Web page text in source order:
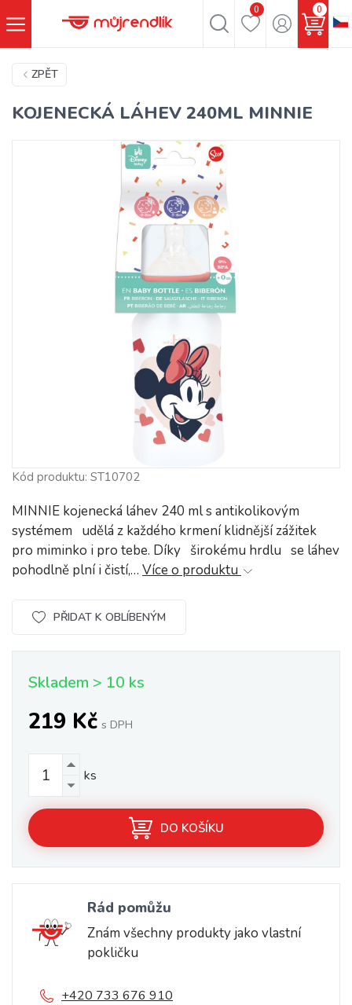
0 0
ZPĚT
KOJENECKÁ LÁHEV 240ML MINNIE
Kód produktu: ST10702
MINNIE kojenecká láhev 240 ml s antikolikovým
systémem udělá z každého krmení klidnější zážitek
pro miminko i pro tebe. Díky širokému hrdlu se láhev
pohodlně plní i čistí,… Více o produktu
PŘIDAT K OBLÍBENÝM
Skladem > 10 ks
219 Kč s DPH
ks
DO KOŠÍKU
Rád pomůžu
Znám všechny produkty jako vlastní
pokličku
+420 733 676 910